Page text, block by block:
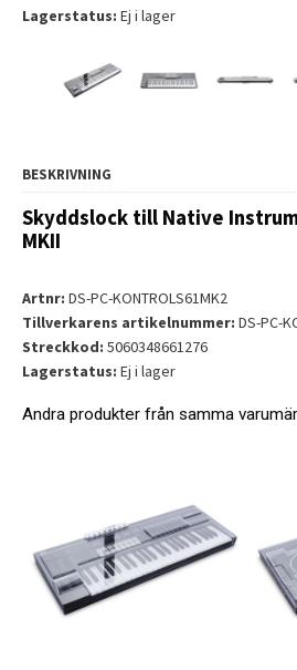
Lagerstatus: Ej i lager
BESKRIVNING
Skyddslock till Native
MKII
Artnr: DS-PC-KONTROLS61MK2
Tillverkarens artikelnummer: DS-PC-
Streckkod: 5060348661276
Lagerstatus: Ej i lager
Andra produkter från samma